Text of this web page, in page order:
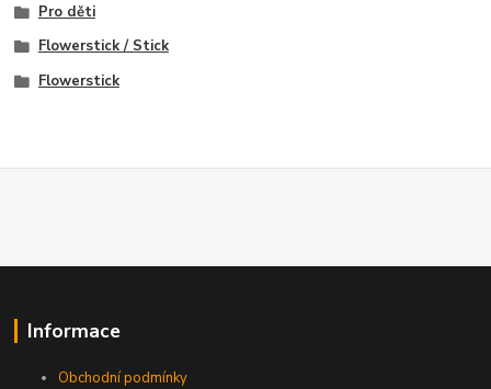
Pro děti
Flowerstick / Stick
Flowerstick
Informace
Obchodní podmínky